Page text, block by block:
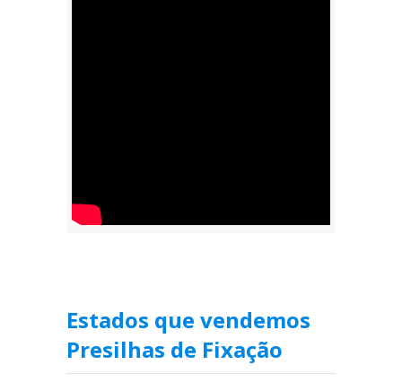
Estados que vendemos
Presilhas de Fixação